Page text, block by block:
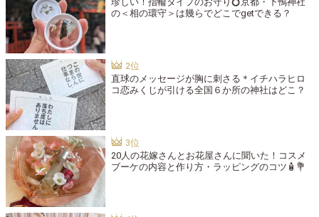
の＜相の環守＞は幾らでどこでgetできる？
直球のメッセージが胸に刺さる＊イチハラヒロ
コ恋みくじが引ける全国６か所の神社はどこ？
20人の花嫁さんとお花屋さんに聞いた！コスメ
ブーケの内容と作り方・ラッピングのコツ🧴💐